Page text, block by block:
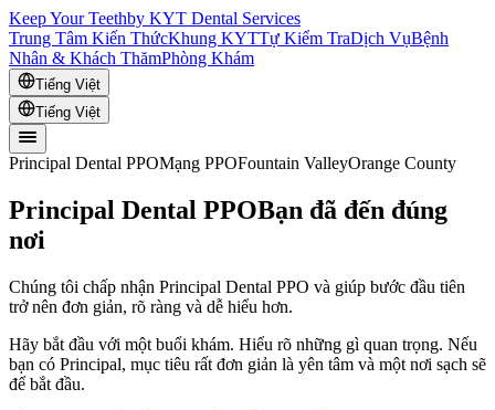
Keep Your Teethby KYT Dental Services
Trung Tâm Kiến ThứcKhung KYTTự Kiểm TraDịch VụBệnh
Nhân & Khách ThămPhòng Khám
Tiếng Việt
Tiếng Việt
Principal Dental PPOMạng PPOFountain ValleyOrange County
Principal Dental PPOBạn đã đến đúng
nơi
Chúng tôi chấp nhận Principal Dental PPO và giúp bước đầu tiên
trở nên đơn giản, rõ ràng và dễ hiểu hơn.
Hãy bắt đầu với một buổi khám. Hiểu rõ những gì quan trọng. Nếu
bạn có Principal, mục tiêu rất đơn giản là yên tâm và một nơi sạch sẽ
để bắt đầu.